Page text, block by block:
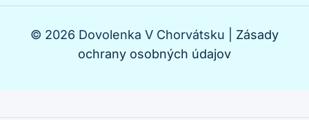
© 2026 Dovolenka V Chorvátsku | Zásady
ochrany osobných údajov